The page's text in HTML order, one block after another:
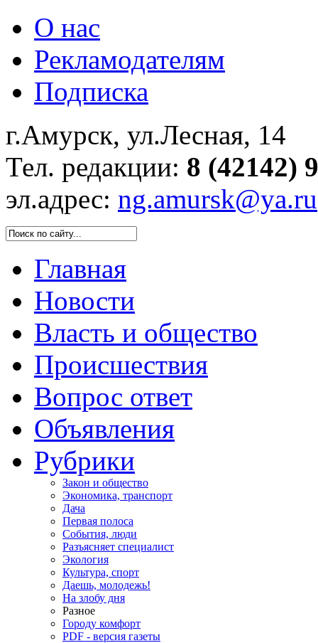
О нас
Рекламодателям
Подписка
г.Амурск, ул.Лесная, 14
Тел. редакции: 8 (42142)
эл.адрес: ng.amursk@ya.ru
Главная
Новости
Власть и общество
Происшествия
Вопрос ответ
Объявления
Рубрики
Закон и общество
Экономика, транспорт
Дача
Первая полоса
События, люди
Разъясняет специалист
Экология
Культура, спорт
Даешь, молодежь!
На злобу дня
Разное
Городу комфорт
PDF - версия газеты